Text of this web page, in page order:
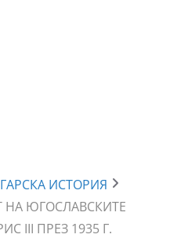
ИСТОРИЯ
НА ЮГОСЛАВСКИТЕ
III ПРЕЗ 1935 Г.